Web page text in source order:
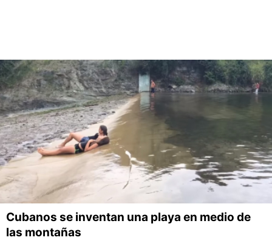
Cubanos se inventan una playa en medio de
las montañas